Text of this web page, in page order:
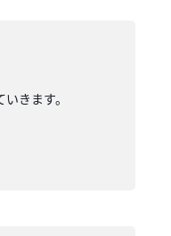
きます。